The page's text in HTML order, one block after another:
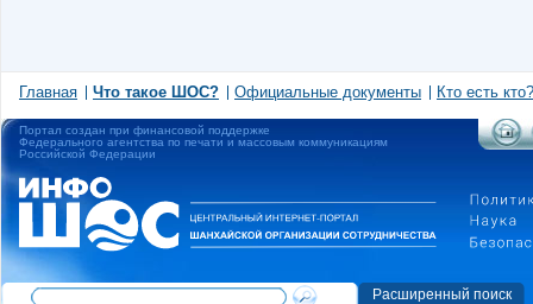
Главная Что такое ШОС? Официальные документы Кто есть кто?
Портал создан при финансовой поддержке
Федерального агентства по печати и массовым коммуникациям
Российской Федерации
Расширенный поиск